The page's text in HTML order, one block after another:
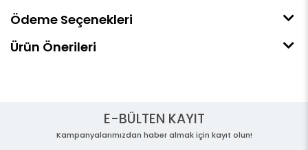
Ödeme Seçenekleri
Ürün Önerileri
E-BÜLTEN KAYIT
Kampanyalarımızdan haber almak için kayıt olun!